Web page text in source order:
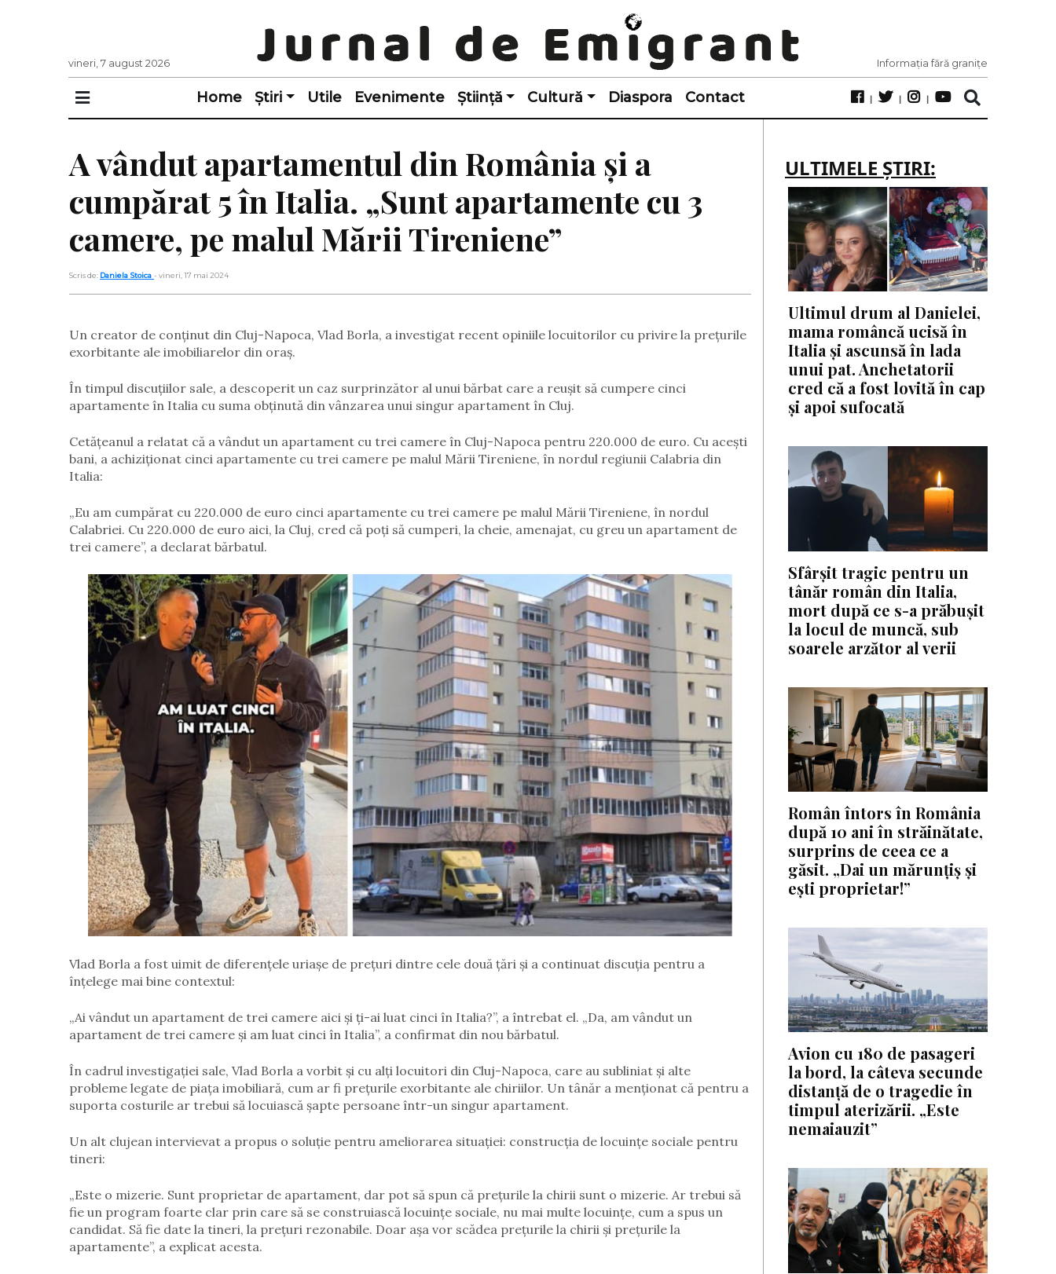
vineri, 7 august 2026 Informația fără granițe
Home Știri Utile Evenimente Știință Cultură Diaspora Contact
A vândut apartamentul din România și a
cumpărat 5 în Italia. „Sunt apartamente cu 3
camere, pe malul Mării Tireniene”
Scris de: Daniela Stoica - vineri, 17 mai 2024
Un creator de conținut din Cluj-Napoca, Vlad Borla, a investigat recent opiniile locuitorilor cu privire la prețurile
exorbitante ale imobiliarelor din oraș.
În timpul discuțiilor sale, a descoperit un caz surprinzător al unui bărbat care a reușit să cumpere cinci
apartamente în Italia cu suma obținută din vânzarea unui singur apartament în Cluj.
Cetățeanul a relatat că a vândut un apartament cu trei camere în Cluj-Napoca pentru 220.000 de euro. Cu acești
bani, a achiziționat cinci apartamente cu trei camere pe malul Mării Tireniene, în nordul regiunii Calabria din
Italia:
„Eu am cumpărat cu 220.000 de euro cinci apartamente cu trei camere pe malul Mării Tireniene, în nordul
Calabriei. Cu 220.000 de euro aici, la Cluj, cred că poți să cumperi, la cheie, amenajat, cu greu un apartament de
trei camere”, a declarat bărbatul.
Vlad Borla a fost uimit de diferențele uriașe de prețuri dintre cele două țări și a continuat discuția pentru a
înțelege mai bine contextul:
„Ai vândut un apartament de trei camere aici și ți-ai luat cinci în Italia?”, a întrebat el. „Da, am vândut un
apartament de trei camere și am luat cinci în Italia”, a confirmat din nou bărbatul.
În cadrul investigației sale, Vlad Borla a vorbit și cu alți locuitori din Cluj-Napoca, care au subliniat și alte
probleme legate de piața imobiliară, cum ar fi prețurile exorbitante ale chiriilor. Un tânăr a menționat că pentru a
suporta costurile ar trebui să locuiască șapte persoane într-un singur apartament.
Un alt clujean intervievat a propus o soluție pentru ameliorarea situației: construcția de locuințe sociale pentru
tineri:
„Este o mizerie. Sunt proprietar de apartament, dar pot să spun că prețurile la chirii sunt o mizerie. Ar trebui să
fie un program foarte clar prin care să se construiască locuințe sociale, nu mai multe locuințe, cum a spus un
candidat. Să fie date la tineri, la prețuri rezonabile. Doar așa vor scădea prețurile la chirii și prețurile la
apartamente”, a explicat acesta.
ULTIMELE ȘTIRI:
Ultimul drum al Danielei,
mama româncă ucisă în
Italia și ascunsă în lada
unui pat. Anchetatorii
cred că a fost lovită în cap
și apoi sufocată
Sfârșit tragic pentru un
tânăr român din Italia,
mort după ce s-a prăbușit
la locul de muncă, sub
soarele arzător al verii
Român întors în România
după 10 ani în străinătate,
surprins de ceea ce a
găsit. „Dai un mărunțiș și
ești proprietar!”
Avion cu 180 de pasageri
la bord, la câteva secunde
distanță de o tragedie în
timpul aterizării. „Este
nemaiauzit”